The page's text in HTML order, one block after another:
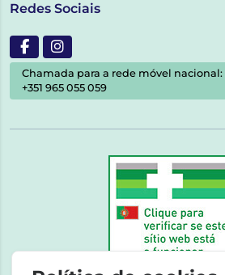
Redes Sociais
Chamada para a rede móvel nacional:
+351 965 055 059